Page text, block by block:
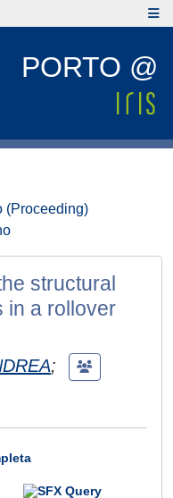
PORTO @
(Proceeding)
structural
in a rollover
;